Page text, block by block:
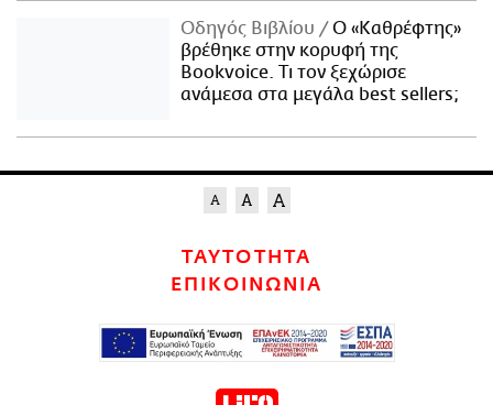
Οδηγός Βιβλίου
Ο «Καθρέφτης»
βρέθηκε στην κορυφή της
Bookvoice. Τι τον ξεχώρισε
ανάμεσα στα μεγάλα best sellers;
ΤΑΥΤΟΤΗΤΑ
ΕΠΙΚΟΙΝΩΝΙΑ